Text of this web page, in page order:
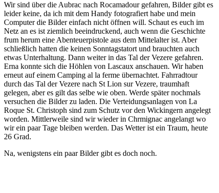
Wir sind über die Aubrac nach Rocamadour gefahren, Bilder gibt es
leider keine, da ich mit dem Handy fotografiert habe und mein
Computer die Bilder einfach nicht öffnen will. Schaut es euch im
Netz an es ist ziemlich beeindruckend, auch wenn die Geschichte
frum herum eine Abenteuerpistole aus dem Mittelalter ist. Aber
schließlich hatten die keinen Sonntagstatort und brauchten auch
etwas Unterhaltung. Dann weiter in das Tal der Vezere gefahren.
Erna konnte sich die Höhlen von Lascaux anschauen. Wir haben
erneut auf einem Camping al la ferme übernachtet. Fahrradtour
durch das Tal der Vezere nach St Lion sur Vezere, traumhaft
gelegen, aber es gilt das selbe wie oben. Werde später nochmals
versuchen die Bilder zu laden. Die Verteidungsanlagen von La
Roque St. Christoph sind zum Schutz vor den Wickingern angelegt
worden. Mittlerweile sind wir wieder in Chrmignac angelangt wo
wir ein paar Tage bleiben werden. Das Wetter ist ein Traum, heute
26 Grad.
Na, wenigstens ein paar Bilder gibt es doch noch.